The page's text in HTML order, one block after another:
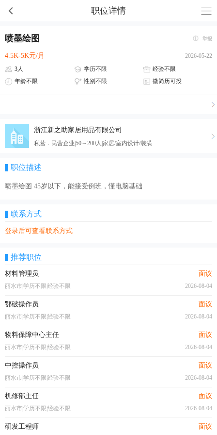
职位详情
喷墨绘图 举报
4.5K-5K元/月
2026-05-22
3人
学历不限
经验不限
年龄不限
性别不限 微简历可投
浙江新之助家居用品有限公司
私营．民营企业|50～200人|家居/室内设计/装潢
职位描述
喷墨绘图 45岁以下，能接受倒班，懂电脑基础
联系方式
登录后可查看联系方式
推荐职位
材料管理员 面议
丽水市|学历不限|经验不限 2026-08-04
鄂破操作员 面议
丽水市|学历不限|经验不限 2026-08-04
物料保障中心主任 面议
丽水市|学历不限|经验不限 2026-08-04
中控操作员 面议
丽水市|学历不限|经验不限 2026-08-04
机修部主任 面议
丽水市|学历不限|经验不限 2026-08-04
研发工程师 面议